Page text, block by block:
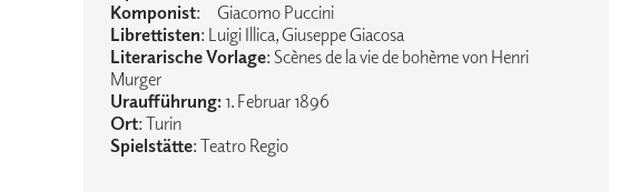
Komponist: Giacomo Puccini
Librettisten: Luigi Illica, Giuseppe Giacosa
Literarische Vorlage: Scènes de la vie de bohème von Henri
Murger
Uraufführung: 1. Februar 1896
Ort: Turin
Spielstätte: Teatro Regio